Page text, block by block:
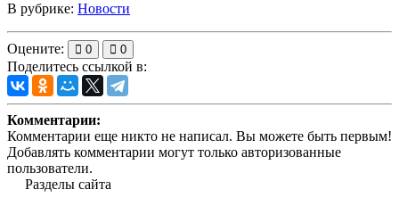
В рубрике: Новости
Оцените: 0 0
Поделитесь ссылкой в:
Комментарии:
Комментарии еще никто не написал. Вы можете быть первым!
Добавлять комментарии могут только авторизованные
пользователи.
Разделы сайта